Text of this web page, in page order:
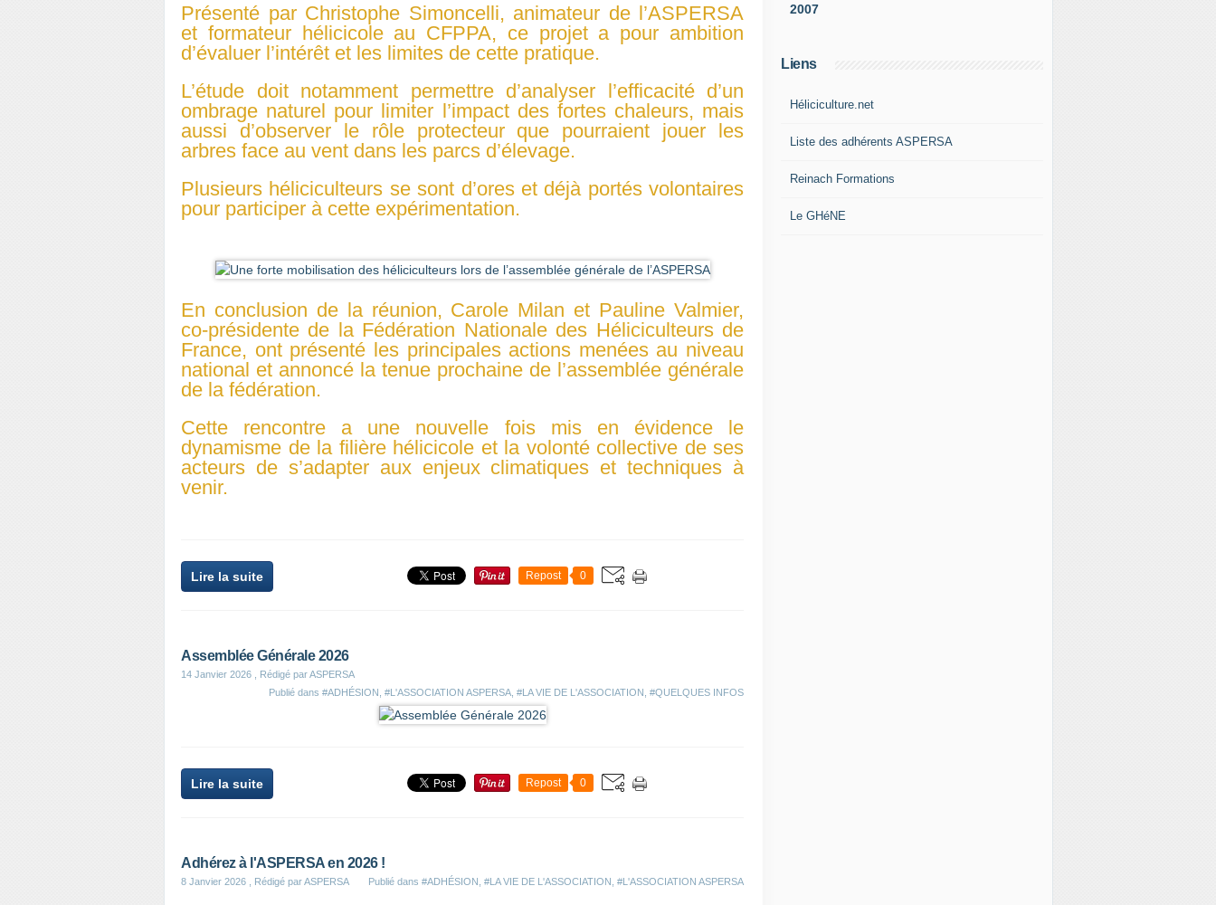
Présenté par Christophe Simoncelli, animateur de l’ASPERSA
et formateur hélicicole au CFPPA, ce projet a pour ambition
d’évaluer l’intérêt et les limites de cette pratique.
L’étude doit notamment permettre d’analyser l’efficacité d’un
ombrage naturel pour limiter l’impact des fortes chaleurs, mais
aussi d’observer le rôle protecteur que pourraient jouer les
arbres face au vent dans les parcs d’élevage.
Plusieurs héliciculteurs se sont d’ores et déjà portés volontaires
pour participer à cette expérimentation.
En conclusion de la réunion, Carole Milan et Pauline Valmier,
co-présidente de la Fédération Nationale des Héliciculteurs de
France, ont présenté les principales actions menées au niveau
national et annoncé la tenue prochaine de l’assemblée générale
de la fédération.
Cette rencontre a une nouvelle fois mis en évidence le
dynamisme de la filière hélicicole et la volonté collective de ses
acteurs de s’adapter aux enjeux climatiques et techniques à
venir.
Lire la suite Repost 0
Assemblée Générale 2026
14 Janvier 2026 , Rédigé par ASPERSA
Publié dans #ADHÉSION #L'ASSOCIATION ASPERSA #LA VIE DE L'ASSOCIATION #QUELQUES INFOS
Lire la suite Repost 0
Adhérez à l'ASPERSA en 2026 !
8 Janvier 2026 , Rédigé par ASPERSA Publié dans #ADHÉSION #LA VIE DE L'ASSOCIATION #L'ASSOCIATION ASPERSA
2007
Liens
Héliciculture.net
Liste des adhérents ASPERSA
Reinach Formations
Le GHéNE